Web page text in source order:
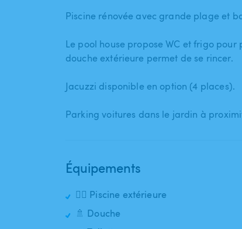
Piscine rénovée avec grande plage et
Le pool house propose WC et frigo
douche extérieure permet de se rincer.
Jacuzzi disponible en option (4 places).
Parking voitures dans le jardin à
Équipements
🏊‍♂️ Piscine extérieure
🚿 Douche